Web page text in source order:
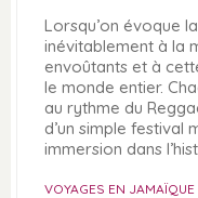
Lorsqu’on évoque
inévitablement à la
envoûtants et à
le monde entier.
au rythme du
d’un simple festival
immersion dans
VOYAGES EN JAMAÏQUE